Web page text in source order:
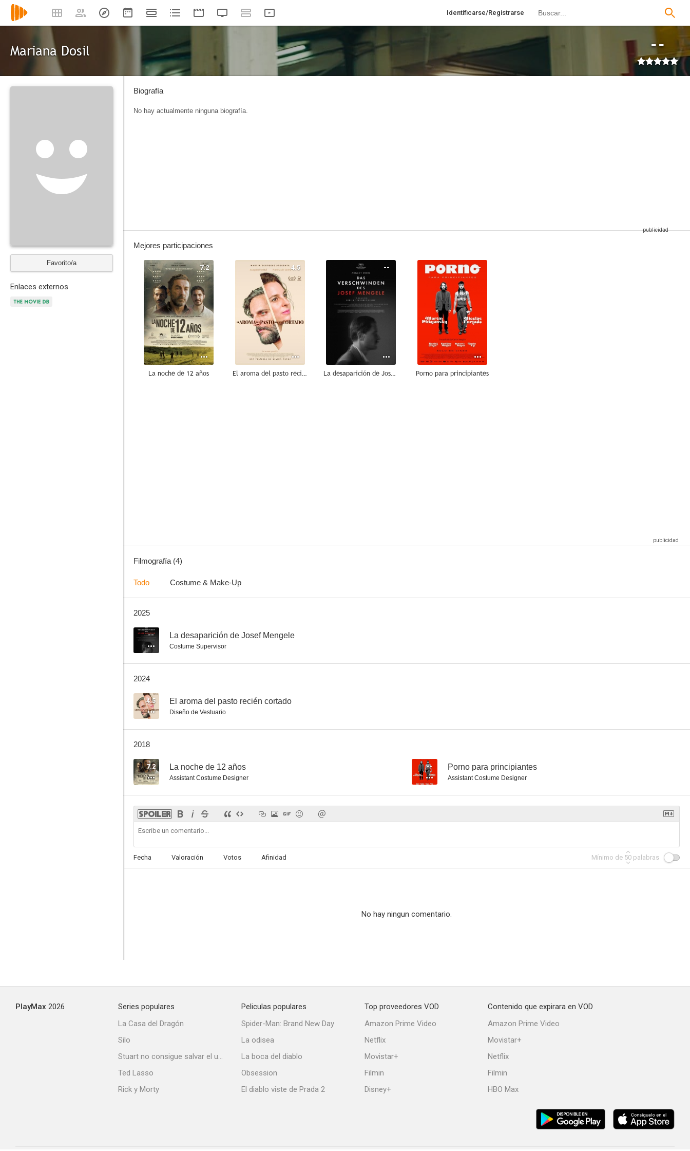
Identificarse/Registrarse
Mariana Dosil --
Favorito/a
Enlaces externos
Biografía
No hay actualmente ninguna biografía.
Mejores participaciones
7.2
La noche de 12 años
4.5
El aroma del pasto recién cortado
--
La desaparición de Josef Mengele
--
Porno para principiantes
Filmografía (4)
Todo Costume & Make-Up
2025
-- La desaparición de Josef Mengele
Costume Supervisor
2024
4.5 El aroma del pasto recién cortado
Diseño de Vestuario
2018
7.2 La noche de 12 años
Assistant Costume Designer
-- Porno para principiantes
Assistant Costume Designer
Fecha Valoración Votos Afinidad Mínimo de 50 palabras
No hay ningun comentario.
PlayMax 2026
Series populares
La Casa del Dragón
Silo
Stuart no consigue salvar el universo
Ted Lasso
Rick y Morty
Peliculas populares
Spider-Man: Brand New Day
La odisea
La boca del diablo
Obsession
El diablo viste de Prada 2
Top proveedores VOD
Amazon Prime Video
Netflix
Movistar+
Filmin
Disney+
Contenido que expirara en VOD
Amazon Prime Video
Movistar+
Netflix
Filmin
HBO Max